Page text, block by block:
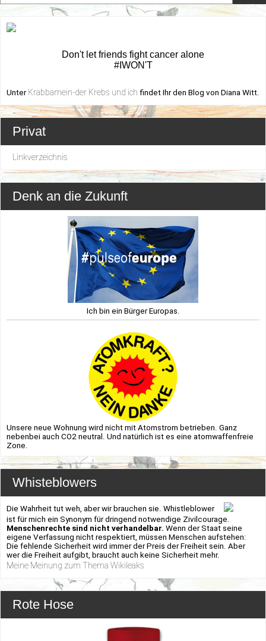
Don't let friends fight cancer alone
#IWON'T
Unter Krabbamein-der Krebs und ich findet Ihr den Blog von Diana Witt.
Privat
Linkverzeichnis
Denk an die Zukunft
Ich bin ein Bürger Europas.
Unsere neue Wohnung wird nicht mit Atomstrom betrieben. Ganz
nebenbei auch CO2 neutral. Und natürlich ist es eine atomwaffenfreie
Zone.
Whisteblowers
Die Wahrheit tut weh, aber wir brauchen sie. Whistleblower
ist für mich ein Synonym für dringend notwendige Zivilcourage.
Menschenrechte sind nicht verhandelbar. Wenn der Staat seine
eigene Verfassung nicht respektiert, müssen Menschen aufstehen:
Die fehlende Sicherheit wird immer der Preis der Freiheit sein. Aber
wer die Freiheit aufgibt, braucht auch keine Sicherheit mehr.
Meine Meinung zum Thema Wikileaks
Rote Hose